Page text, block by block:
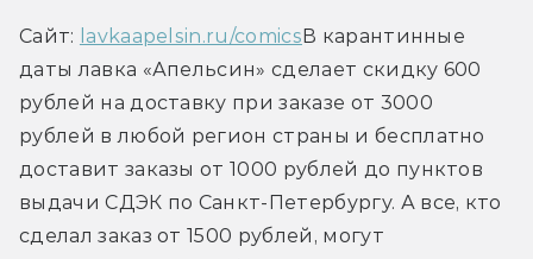
Сайт: lavkaapelsin.ru/comicsВ карантинные
даты лавка «Апельсин» сделает скидку 600
рублей на доставку при заказе от 3000
рублей в любой регион страны и бесплатно
доставит заказы от 1000 рублей до пунктов
выдачи СДЭК по Санкт-Петербургу. А все, кто
сделал заказ от 1500 рублей, могут